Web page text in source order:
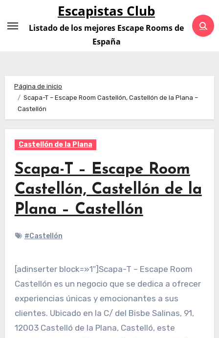
contenido
Escapistas Club
Listado de los mejores Escape Rooms de
España
Página de inicio
Scapa-T – Escape Room Castellón, Castellón de la Plana –
Castellón
Castellón de la Plana
Scapa-T – Escape Room
Castellón, Castellón de la
Plana – Castellón
#Castellón
[adinserter block=»1″]Scapa-T – Escape Room
Castellón es un negocio que se dedica a ofrecer
experiencias únicas y emocionantes a sus
clientes. Ubicado en la C/ del Bisbe Salinas, 91,
12003 Castelló de la Plana, Castelló, este